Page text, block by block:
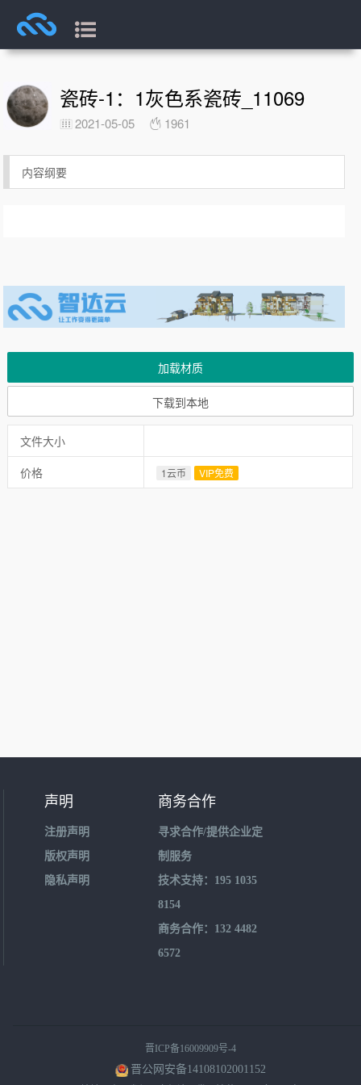
瓷砖-1：1灰色系瓷砖_11069
2021-05-05 1961
内容纲要
加载材质
下载到本地
文件大小
价格
1云币 VIP免费
声明
注册声明
版权声明
隐私声明
商务合作
寻求合作/提供企业定
制服务
技术支持：195 1035
8154
商务合作：132 4482
6572
晋ICP备16009909号-4
晋公网安备14108102001152